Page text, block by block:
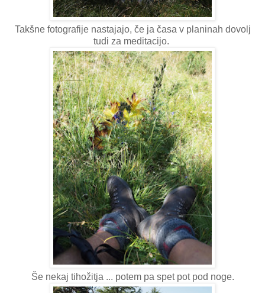
Takšne fotografije nastajajo, če ja časa v planinah dovolj
tudi za meditacijo.
Še nekaj tihožitja ... potem pa spet pot pod noge.